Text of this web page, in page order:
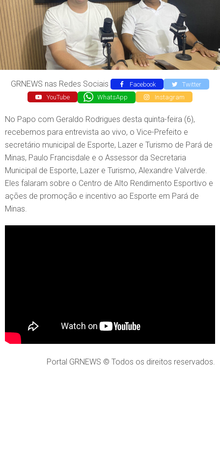
GRNEWS nas Redes Sociais Facebook
Twitter
YouTube
WhatsApp Instagram
No Papo com Geraldo Rodrigues desta quinta-feira (6),
recebemos para entrevista ao vivo, o Vice-Prefeito e
secretário municipal de Esporte, Lazer e Turismo de Pará de
Minas, Paulo Francisdale e o Assessor da Secretaria
Municipal de Esporte, Lazer e Turismo, Alexandre Valverde.
Eles falaram sobre o Centro de Alto Rendimento Esportivo e
ações de promoção e incentivo ao Esporte em Pará de
Minas.
Portal GRNEWS © Todos os direitos reservados.